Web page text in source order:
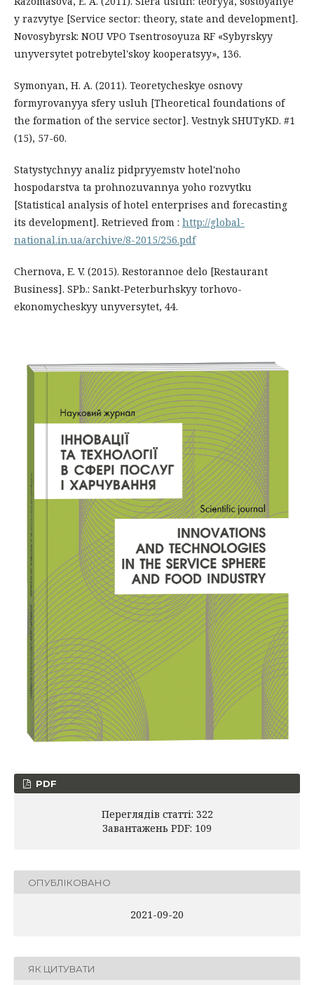
y razvytye [Service sector: theory, state and development].
Novosybyrsk: NOU VPO Tsentrosoyuza RF «Sybyrskyy
unyversytet potrebytel'skoy kooperatsyy», 136.
Symonyan, H. A. (2011). Teoretycheskye osnovy
formyrovanyya sfery usluh [Theoretical foundations of
the formation of the service sector]. Vestnyk SHUTyKD. #1
(15), 57-60.
Statystychnyy analiz pidpryyemstv hotel'noho
hospodarstva ta prohnozuvannya yoho rozvytku
[Statistical analysis of hotel enterprises and forecasting
its development]. Retrieved from : http://global-
national.in.ua/archive/8-2015/256.pdf
Chernova, E. V. (2015). Restorannoe delo [Restaurant
Business]. SPb.: Sankt-Peterburhskyy torhovo-
ekonomycheskyy unyversytet, 44.
PDF
Переглядів статті: 322
Завантажень PDF: 109
ОПУБЛІКОВАНО
2021-09-20
ЯК ЦИТУВАТИ